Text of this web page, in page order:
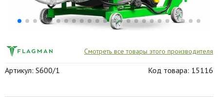
Смотреть все товары этого производителя
Артикул: S600/1 Код товара: 15116